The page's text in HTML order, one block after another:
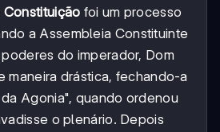
foi um processo
a Assembleia Constituinte
do imperador, Dom
maneira drástica, fechando-a
Agonia", quando ordenou
o plenário. Depois